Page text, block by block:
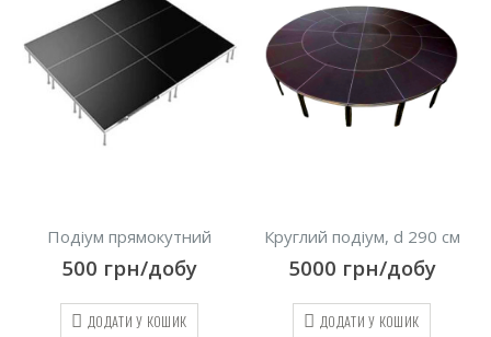
Подіум прямокутний
500 грн/добу
ДОДАТИ У КОШИК
Круглий подіум, d 290 см
5000 грн/добу
ДОДАТИ У КОШИК